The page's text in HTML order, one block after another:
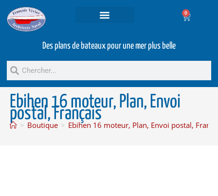
0
Des plans de bateaux pour une mer plus belle
Ebihen 16 moteur, Plan, Envoi
postal, Français
> Boutique > Ebihen 16 moteur, Plan, Envoi postal,